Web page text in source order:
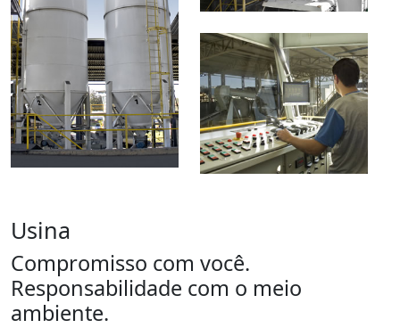
Usina
Compromisso com você.
Responsabilidade com o meio
ambiente.